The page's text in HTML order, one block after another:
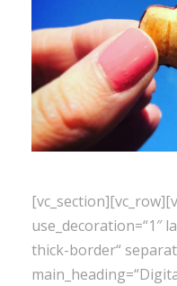
use_decoration=“1″
thick-border“